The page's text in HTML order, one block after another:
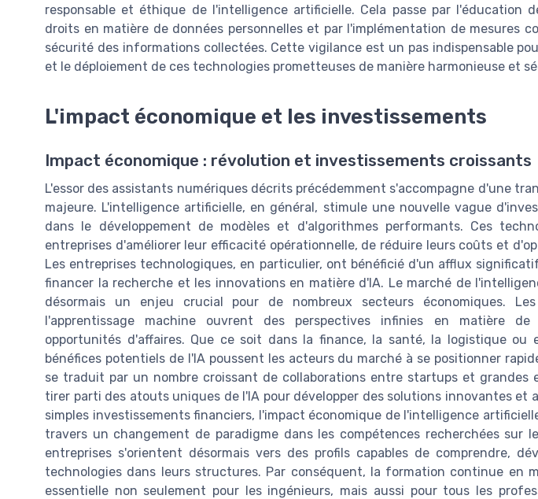
responsable et éthique de l'intelligence artificielle. Cela passe par l'éducation
droits en matière de données personnelles et par l'implémentation de mesures
sécurité des informations collectées. Cette vigilance est un pas indispensable
et le déploiement de ces technologies prometteuses de manière harmonieuse et
L'impact économique et les investissements
Impact économique : révolution et investissements croissants
L'essor des assistants numériques décrits précédemment s'accompagne d'une
majeure. L'intelligence artificielle, en général, stimule une nouvelle vague
dans le développement de modèles et d'algorithmes performants. Ces
entreprises d'améliorer leur efficacité opérationnelle, de réduire leurs coûts et
Les entreprises technologiques, en particulier, ont bénéficié d'un afflux
financer la recherche et les innovations en matière d'IA. Le marché de
désormais un enjeu crucial pour de nombreux secteurs économiques.
l'apprentissage machine ouvrent des perspectives infinies en matière
opportunités d'affaires. Que ce soit dans la finance, la santé, la logistique ou
bénéfices potentiels de l'IA poussent les acteurs du marché à se positionner
se traduit par un nombre croissant de collaborations entre startups et grandes
tirer parti des atouts uniques de l'IA pour développer des solutions innovantes et
simples investissements financiers, l'impact économique de l'intelligence
travers un changement de paradigme dans les compétences recherchées sur
entreprises s'orientent désormais vers des profils capables de comprendre,
technologies dans leurs structures. Par conséquent, la formation continue en
essentielle non seulement pour les ingénieurs, mais aussi pour tous les